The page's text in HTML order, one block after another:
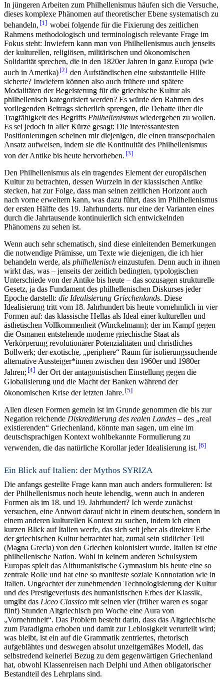
In jüngeren Arbeiten zum Philhellenismus häufen sich die Versuche,
dieses komplexe Phänomen auf theoretischer Ebene systematisch zu
behandeln, 1
wobei folgende für die Fixierung des zeitlichen
Rahmens methodologisch und terminologisch relevante Frage im
Fokus steht: Inwiefern kann man von Philhellenismus auch jenseits
der kulturellen, religiösen, militärischen und ökonomischen
Solidarität sprechen, die in den 1820er Jahren in ganz Europa (wie
auch in Amerika) 2
den Aufständischen eine substantielle Hilfe
sicherte? Inwiefern können also auch frühere und spätere
Modalitäten der Begeisterung für die griechische Kultur als
philhellenisch kategorisiert werden? Es würde den Rahmen des
vorliegenden Beitrags sicherlich sprengen, die Debatte über die
Tragfähigkeit des Begriffs Philhellenismus wiedergeben zu wollen.
Es sei jedoch in aller Kürze gesagt: Die interessantesten
Positionierungen scheinen mir diejenigen, die einen transepochalen
Ansatz aufweisen, indem sie die Kontinuität des Philhellenismus
von der Antike bis heute hervorheben. 3
Den Philhellenismus als ein tragendes Element der europäischen
Kultur zu betrachten, dessen Wurzeln in der klassischen Antike
stecken, hat zur Folge, dass man seinen zeitlichen Horizont auch
nach vorne erweitern kann, was dazu führt, dass im Philhellenismus
der ersten Hälfte des 19. Jahrhunderts. nur eine der Varianten eines
durch die Jahrtausende kontinuierlich sich entwickelnden
Phänomens zu sehen ist.
Wenn auch sehr schematisch, sind diese einleitenden Bemerkungen
die notwendige Prämisse, um Texte wie diejenigen, die ich hier
behandeln werde, als philhellenisch einzustufen. Denn auch in ihnen
wirkt das, was – jenseits der zeitlich bedingten, typologischen
Unterschiede von der Antike bis heute – das sozusagen strukturelle
Gesetz, ja das Fundament des philhellenischen Diskurses jeder
Epoche darstellt: die Idealisierung Griechenlands. Diese
Idealisierung tritt vom 18. Jahrhundert bis heute vornehmlich in vier
Formen auf: das klassische Hellas als Ideal einer kulturellen und
ästhetischen Vollkommenheit (Winckelmann); der im Kampf gegen
die Osmanen entstehende moderne griechische Staat als
Verkörperung revolutionärer Potenzialitäten und christliches
Bollwerk; der exotische, „periphere“ Raum für isolierungssuchende
alternative Aussteiger*innen zwischen den 1960er und 1980er
Jahren; 4
der Ort der antagonistischen Einstellung gegen die
Globalisierung und die Macht der Banken während der
ökonomischen Krise der letzten Jahre. 5
Allen diesen Formen gemein ist im Grunde genommen die bis zur
Negation reichende Diskreditierung des realen Landes – des „real
existierenden“ Griechenland, könnte man sagen, um eine im
deutschsprachigen Kontext wohlbekannte Formulierung zu
verwenden, die das natürliche Korollar jeder Idealisierung ist. 6
Ein Blick auf Italien: der Mythos SYRIZA
Die anfangs gestellte Frage kann man auch anders formulieren: Ist
der Philhellenismus noch heute lebendig, wenn auch in anderen
Formen als im 18. und 19. Jahrhundert? Ich werde zunächst
versuchen, eine Antwort darauf nicht in einem deutschen, sondern in
einem anderen kulturellen Kontext zu suchen, indem ich einen
kurzen Blick auf Italien werfe, das sich seit jeher als direkter Erbe
der griechischen Kultur betrachtet hat, zumal sein südlicher Teil
(Magna Grecia) von den Griechen kolonisiert wurde. Italien ist eine
philhellenische Nation. Wohl in keinem anderen Schulsystem
Europas spielt das Althumanistische Gymnasium bis heute eine so
zentrale Rolle und hat eine so manifeste soziale Konnotation wie in
Italien. Ungeachtet der zunehmenden Technologisierung der Kultur
und des Prestigeverlusts des humanistischen Erbes der Klassik,
umgibt das Liceo Classico mit seinen vier (früher waren es sogar
fünf) Stunden Altgriechisch pro Woche eine Aura von
„Vornehmheit“. Das Problem besteht darin, dass das Altgriechische
zum Paradigma erhoben und damit zur Leblosigkeit verurteilt wird;
was bleibt, ist ein auf die Grammatik zentriertes, rhetorisch
aufgeblähtes und deswegen absolut unzeitgemäßes Modell, das
selbstredend keinerlei Bezug zu dem gegenwärtigen Griechenland
hat, obwohl Klassenreisen nach Delphi und Athen obligatorischer
Bestandteil des Lehrplans sind.